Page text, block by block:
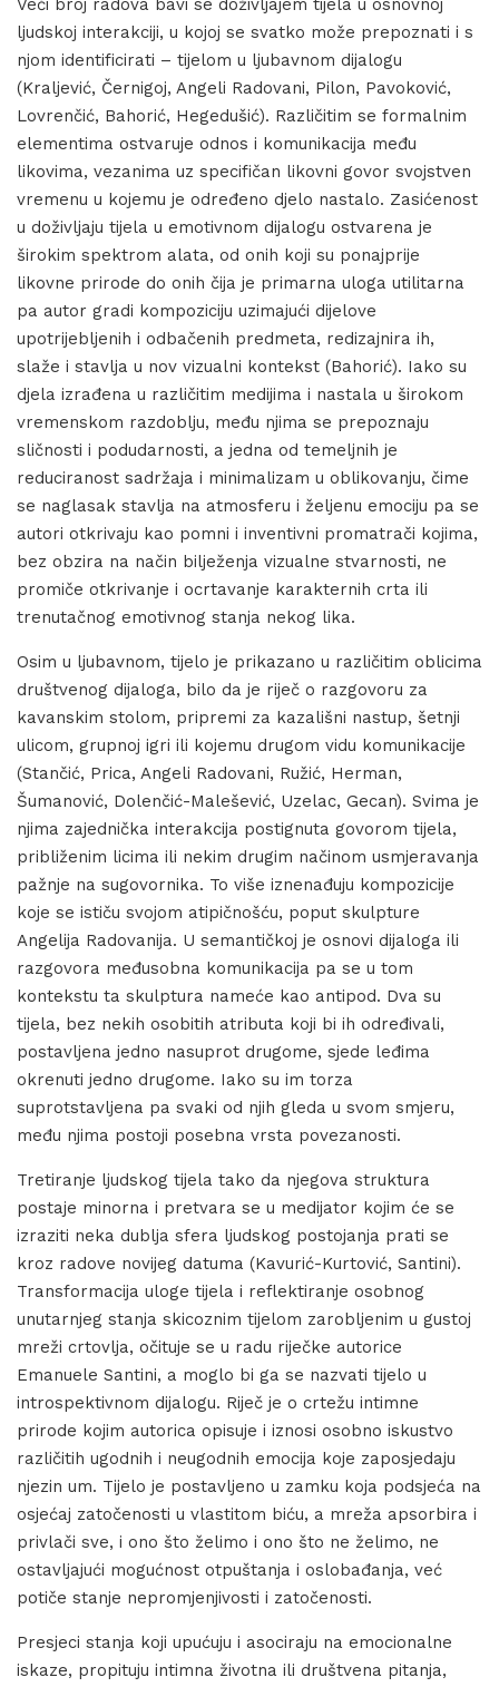
Veći broj radova bavi se doživljajem tijela u osnovnoj
ljudskoj interakciji, u kojoj se svatko može prepoznati i s
njom identificirati – tijelom u ljubavnom dijalogu
(Kraljević, Černigoj, Angeli Radovani, Pilon, Pavoković,
Lovrenčić, Bahorić, Hegedušić). Različitim se formalnim
elementima ostvaruje odnos i komunikacija među
likovima, vezanima uz specifičan likovni govor svojstven
vremenu u kojemu je određeno djelo nastalo. Zasićenost
u doživljaju tijela u emotivnom dijalogu ostvarena je
širokim spektrom alata, od onih koji su ponajprije
likovne prirode do onih čija je primarna uloga utilitarna
pa autor gradi kompoziciju uzimajući dijelove
upotrijebljenih i odbačenih predmeta, redizajnira ih,
slaže i stavlja u nov vizualni kontekst (Bahorić). Iako su
djela izrađena u različitim medijima i nastala u širokom
vremenskom razdoblju, među njima se prepoznaju
sličnosti i podudarnosti, a jedna od temeljnih je
reduciranost sadržaja i minimalizam u oblikovanju, čime
se naglasak stavlja na atmosferu i željenu emociju pa se
autori otkrivaju kao pomni i inventivni promatrači kojima,
bez obzira na način bilježenja vizualne stvarnosti, ne
promiče otkrivanje i ocrtavanje karakternih crta ili
trenutačnog emotivnog stanja nekog lika.
Osim u ljubavnom, tijelo je prikazano u različitim oblicima
društvenog dijaloga, bilo da je riječ o razgovoru za
kavanskim stolom, pripremi za kazališni nastup, šetnji
ulicom, grupnoj igri ili kojemu drugom vidu komunikacije
(Stančić, Prica, Angeli Radovani, Ružić, Herman,
Šumanović, Dolenčić-Malešević, Uzelac, Gecan). Svima je
njima zajednička interakcija postignuta govorom tijela,
približenim licima ili nekim drugim načinom usmjeravanja
pažnje na sugovornika. To više iznenađuju kompozicije
koje se ističu svojom atipičnošću, poput skulpture
Angelija Radovanija. U semantičkoj je osnovi dijaloga ili
razgovora međusobna komunikacija pa se u tom
kontekstu ta skulptura nameće kao antipod. Dva su
tijela, bez nekih osobitih atributa koji bi ih određivali,
postavljena jedno nasuprot drugome, sjede leđima
okrenuti jedno drugome. Iako su im torza
suprotstavljena pa svaki od njih gleda u svom smjeru,
među njima postoji posebna vrsta povezanosti.
Tretiranje ljudskog tijela tako da njegova struktura
postaje minorna i pretvara se u medijator kojim će se
izraziti neka dublja sfera ljudskog postojanja prati se
kroz radove novijeg datuma (Kavurić-Kurtović, Santini).
Transformacija uloge tijela i reflektiranje osobnog
unutarnjeg stanja skicoznim tijelom zarobljenim u gustoj
mreži crtovlja, očituje se u radu riječke autorice
Emanuele Santini, a moglo bi ga se nazvati tijelo u
introspektivnom dijalogu. Riječ je o crtežu intimne
prirode kojim autorica opisuje i iznosi osobno iskustvo
različitih ugodnih i neugodnih emocija koje zaposjedaju
njezin um. Tijelo je postavljeno u zamku koja podsjeća na
osjećaj zatočenosti u vlastitom biću, a mreža apsorbira i
privlači sve, i ono što želimo i ono što ne želimo, ne
ostavljajući mogućnost otpuštanja i oslobađanja, već
potiče stanje nepromjenjivosti i zatočenosti.
Presjeci stanja koji upućuju i asociraju na emocionalne
iskaze, propituju intimna životna ili društvena pitanja,